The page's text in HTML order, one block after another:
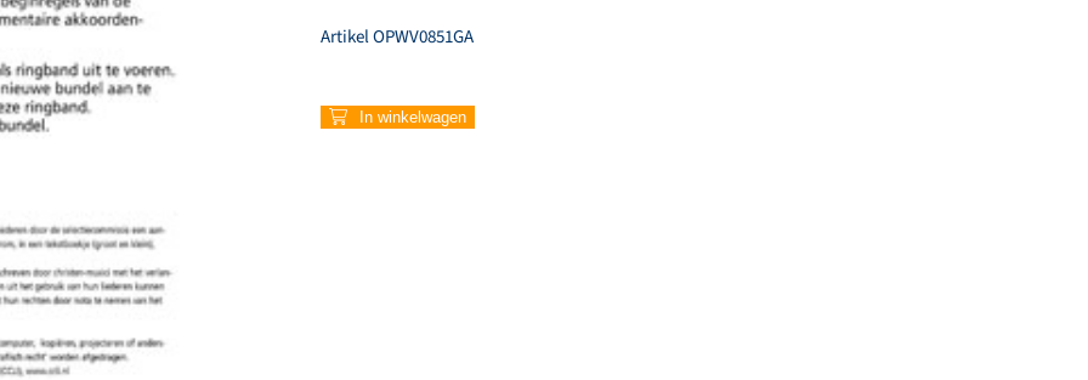
ArtikelOPWV0851GA
851
–
In winkelwagen